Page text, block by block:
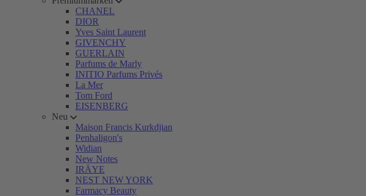
CHANEL
DIOR
Yves Saint Laurent
GIVENCHY
GUERLAIN
Parfums de Marly
INITIO Parfums Privés
La Mer
Tom Ford
EISENBERG
Neu
Maison Francis Kurkdjian
Penhaligon's
Widian
New Notes
IRÄYE
NEST NEW YORK
Farmacy Beauty